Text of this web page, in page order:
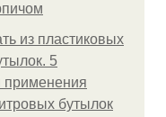
из пластиковых
5
применения
бутылок